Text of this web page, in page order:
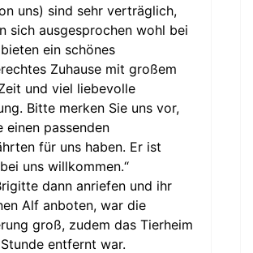
uns) sind sehr verträglich,
sich ausgesprochen wohl bei
ein schönes
Zuhause mit großem
und viel liebevolle
Bitte merken Sie uns vor,
einen passenden
für uns haben. Er ist
uns willkommen.“
dann anriefen und ihr
Alf anboten, war die
groß, zudem das Tierheim
entfernt war.